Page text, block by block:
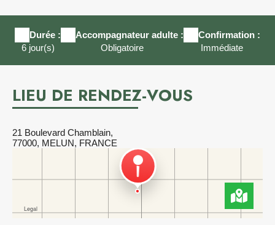
Durée :
6 jour(s)
Accompagnateur adulte :
Obligatoire
Confirmation :
Immédiate
LIEU DE RENDEZ-VOUS
21 Boulevard Chamblain,
77000, MELUN, FRANCE